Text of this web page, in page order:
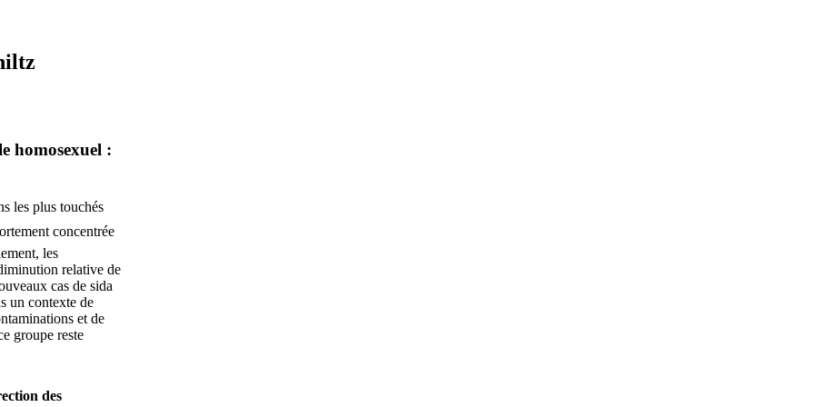
homosexuel :
les plus touchés
concentrée
les
relative de
cas de sida
un contexte de
et de
groupe reste
des